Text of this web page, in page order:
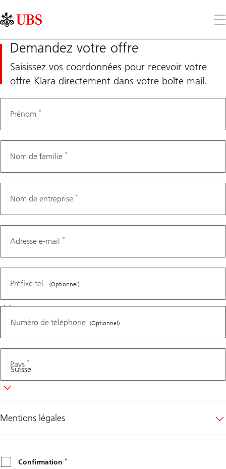
Links
Area
le
Demandez votre offre
Saisissez vos coordonnées pour recevoir votre
offre Klara directement dans votre boîte mail.
QR number
Prénom *
Nom de familie *
Nom de entreprise *
Adresse e-mail *
Numéro
téléphone
Préfixe tel. (Optionnel)
Numéro de téléphone (Optionnel)
Pays *
Mentions légales
Confirmation
Confirmation *